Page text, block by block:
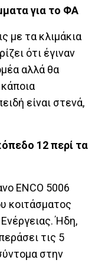
για το ΦΑ
με τα κλιμάκια
ότι έγιναν
αλλά θα
είναι στενά,
12 περί τα
ENCO 5006
κοιτάσματος
Ήδη,
τις 5
στην